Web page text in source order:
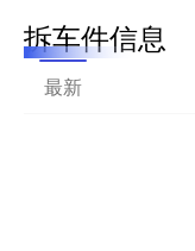
拆车件信息
最新